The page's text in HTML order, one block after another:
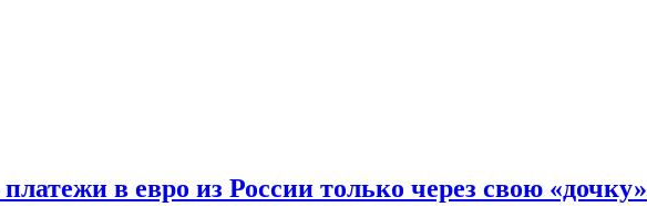
в евро из России только через свою «дочку»